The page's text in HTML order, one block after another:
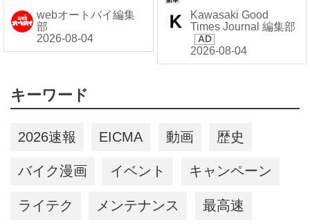
webオートバイ編集
部
Kawasaki Good
Times Journal 編集部
キーワード
2026速報 EICMA 動画 歴史
バイク漫画 イベント キャンペーン
ライテク メンテナンス 最高速